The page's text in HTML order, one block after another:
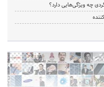
چه ویژگی‌هایی دارد؟